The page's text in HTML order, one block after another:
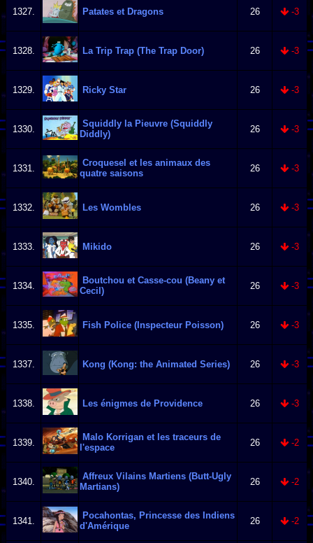
1327. Patates et Dragons 26 -3
1328. La Trip Trap (The Trap Door) 26 -3
1329. Ricky Star 26 -3
1330.
Squiddly la Pieuvre (Squiddly
Diddly)
26 -3
1331.
Croquesel et les animaux des
quatre saisons
26 -3
1332. Les Wombles 26 -3
1333. Mikido 26 -3
1334.
Boutchou et Casse-cou (Beany et
Cecil)
26 -3
1335. Fish Police (Inspecteur Poisson) 26 -3
1337. Kong (Kong: the Animated Series) 26 -3
1338. Les énigmes de Providence 26 -3
1339.
Malo Korrigan et les traceurs de
l'espace
26 -2
1340.
Affreux Vilains Martiens (Butt-Ugly
Martians)
26 -2
1341.
Pocahontas, Princesse des Indiens
d'Amérique
26 -2